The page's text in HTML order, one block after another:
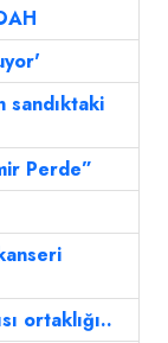
sandıktaki
Perde”
ortaklığı..